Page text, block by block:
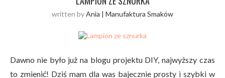
written byAnia | Manufaktura Smaków
Dawno nie było już na blogu projektu DIY, najwyższy czas
to zmienić! Dziś mam dla was bajecznie prosty i szybki w